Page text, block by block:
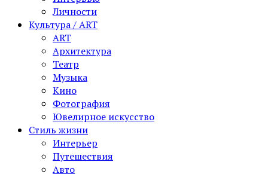
Личности
Культура / ART
ART
Архитектура
Театр
Музыка
Кино
Фотография
Ювелирное искусство
Стиль жизни
Интерьер
Путешествия
Авто